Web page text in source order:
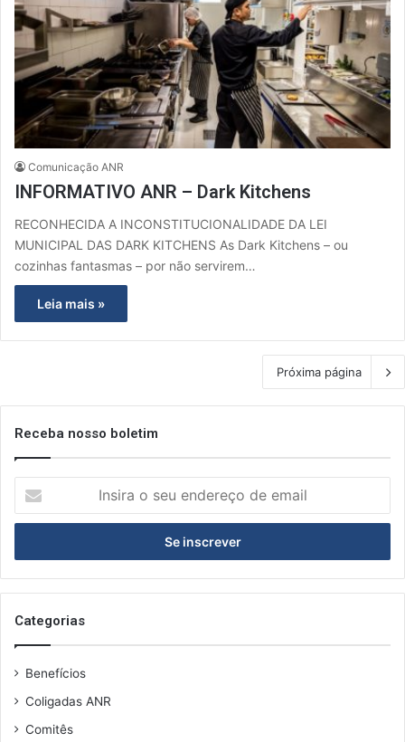
Comunicação ANR
INFORMATIVO ANR – Dark Kitchens
RECONHECIDA A INCONSTITUCIONALIDADE DA LEI
MUNICIPAL DAS DARK KITCHENS As Dark Kitchens – ou
cozinhas fantasmas – por não servirem…
Leia mais »
Próxima página
Receba nosso boletim
s
r
a
s
e
n
e
Categorias
Benefícios
Coligadas ANR
Comitês